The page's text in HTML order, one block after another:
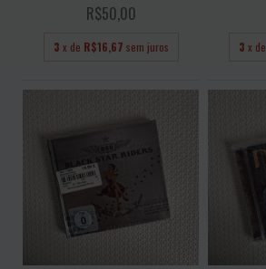
R$50,00
3 x de R$16,67 sem juros 3 x de